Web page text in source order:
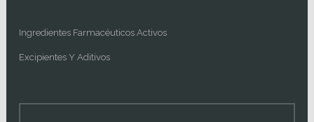
Ingredientes Farmacéuticos Activos
Excipientes Y Aditivos